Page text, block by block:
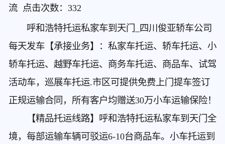
流 点击次数： 332
呼和浩特托运私家车到天门 _四川俊亚轿车公司
每天发车【承接业务】：私家车托运、轿车托运、小
轿车托运、越野车托运、商务车托运、商品车、试驾
活动车，巡展车托运.市区可提供免费上门提车签订
正规运输合同，所有客户均赠送30万小车运输保险！
【精品托运线路】呼和浩特托运私家车到天门全
境，每部运输车辆可驳运6-10台商品车。小车托运到